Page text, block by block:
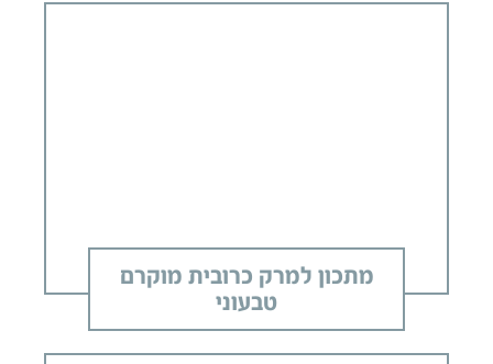
מתכון למרק כרובית מוקרם
טבעוני